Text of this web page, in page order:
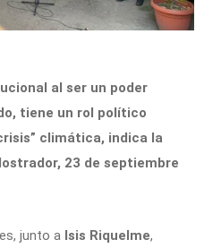
al ser un poder
tiene un rol político
climática, indica la
23 de septiembre
junto a Isis Riquelme,